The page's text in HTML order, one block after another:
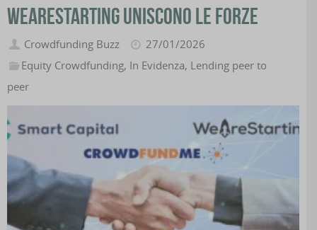
WeAreStarting uniscono le forze
Crowdfunding Buzz
27/01/2026
Equity Crowdfunding, In Evidenza, Lending peer to
peer